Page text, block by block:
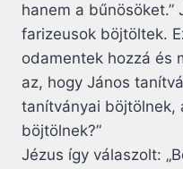
hanem a bűnösöket.”
farizeusok böjtöltek.
odamentek hozzá és
az, hogy János
tanítványai böjtölnek,
böjtölnek?”
Jézus így válaszolt: